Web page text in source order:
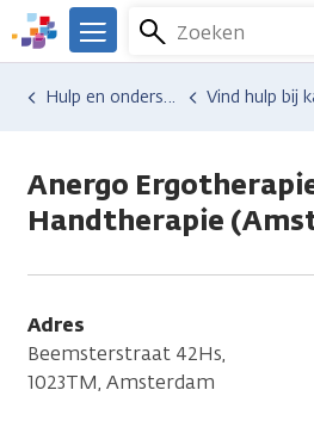
Overslaan
en
naar
We
er
Kanker.nl
Zoeken
Menu
Hulp en ondersteuning Vind hulp bij
Anergo
Handtherapie
Adres
Beemsterstraat 42Hs,
1023TM, Amsterdam